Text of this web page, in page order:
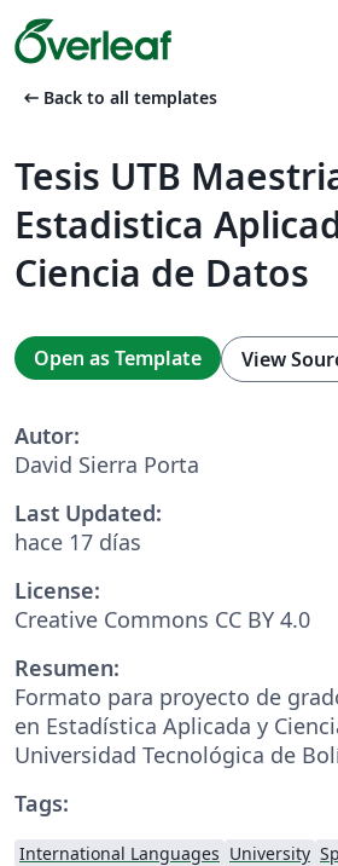
arrow_left_alt Back to all templates
Tesis UTB
Estadistica
Ciencia de Datos
Open as Template View
Autor:
David Sierra Porta
Last Updated:
hace 17 días
License:
Creative Commons CC BY 4.0
Resumen:
Formato para proyecto de
en Estadística Aplicada y
Universidad Tecnológica de
Tags:
International Languages University